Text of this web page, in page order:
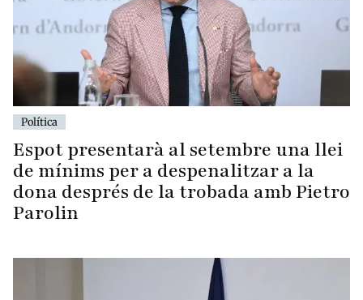
Política
Espot presentarà al setembre una llei
de mínims per a despenalitzar a la
dona després de la trobada amb Pietro
Parolin